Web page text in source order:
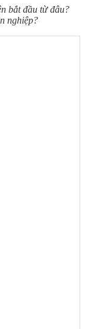
bắt đầu từ đâu?
nghiệp?